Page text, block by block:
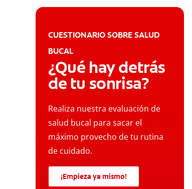
CUESTIONARIO SOBRE SALUD
BUCAL
¿Qué hay detrás
de tu sonrisa?
Realiza nuestra evaluación de
salud bucal para sacar el
máximo provecho de tu rutina
de cuidado.
¡Empieza ya mismo!